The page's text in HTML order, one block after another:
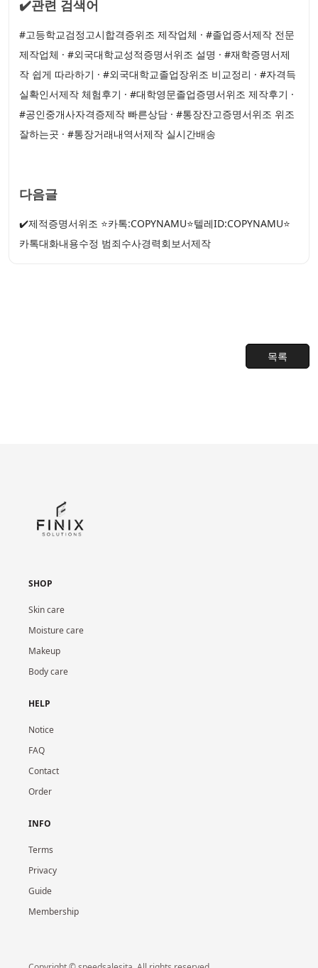
✔️관련 검색어
#고등학교검정고시합격증위조 제작업체 · #졸업증서제작 전문
제작업체 · #외국대학교성적증명서위조 설명 · #재학증명서제
작 쉽게 따라하기 · #외국대학교졸업장위조 비교정리 · #자격득
실확인서제작 체험후기 · #대학영문졸업증명서위조 제작후기 ·
#공인중개사자격증제작 빠른상담 · #통장잔고증명서위조 위조
잘하는곳 · #통장거래내역서제작 실시간배송
다음글
✔️제적증명서위조 ⭐카톡:COPYNAMU⭐텔레ID:COPYNAMU⭐
카톡대화내용수정 범죄수사경력회보서제작
목록
SHOP
Skin care
Moisture care
Makeup
Body care
HELP
Notice
FAQ
Contact
Order
INFO
Terms
Privacy
Guide
Membership